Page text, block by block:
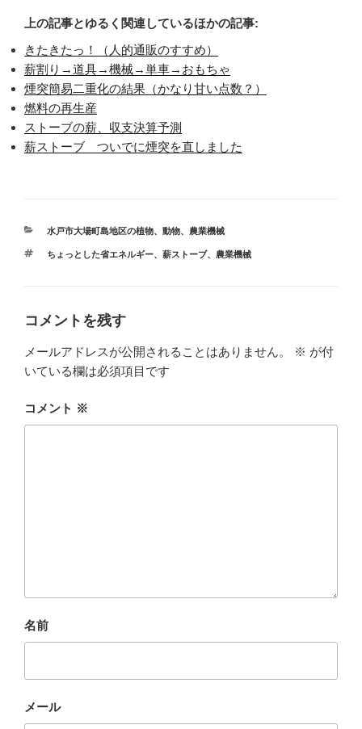
上の記事とゆるく関連しているほかの記事:
きたきたっ！（人的通販のすすめ）
薪割り→道具→機械→単車→おもちゃ
煙突簡易二重化の結果（かなり甘い点数？）
燃料の再生産
ストーブの薪、収支決算予測
薪ストーブ ついでに煙突を直しました
カ
ゴ
水戸市大場町島地区の植物、動物、 農業機械
タ
ちょっとした省エネルギー、 薪ストーブ、 農業機械
コメントを残す
メールアドレスが公開されることはありません。 ※ が付
いている欄は必須項目です
コメント ※
名前
メール